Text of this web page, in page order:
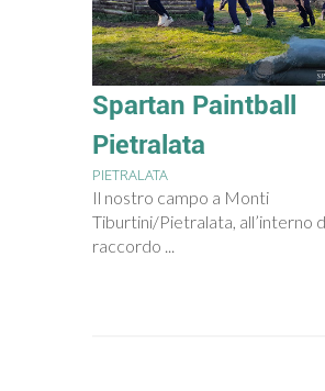
Spartan Paintball
Pietralata
PIETRALATA
Il nostro campo a Monti
Tiburtini/Pietralata, all’interno
raccordo ...